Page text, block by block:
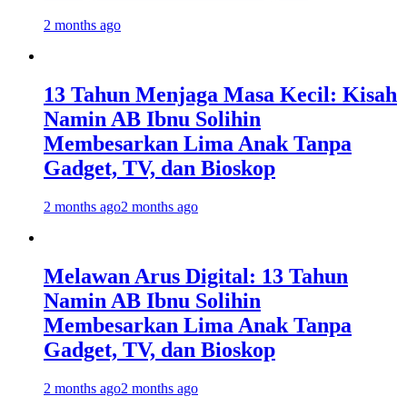
2 months ago
13 Tahun Menjaga Masa Kecil: Kisah
Namin AB Ibnu Solihin
Membesarkan Lima Anak Tanpa
Gadget, TV, dan Bioskop
2 months ago2 months ago
Melawan Arus Digital: 13 Tahun
Namin AB Ibnu Solihin
Membesarkan Lima Anak Tanpa
Gadget, TV, dan Bioskop
2 months ago2 months ago